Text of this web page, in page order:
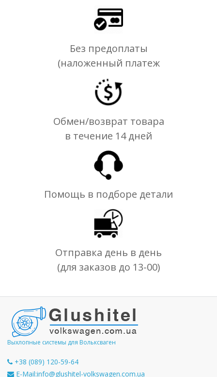
Без предоплаты
(наложенный платеж
Обмен/возврат товара
в течение 14 дней
Помощь в подборе детали
Отправка день в день
(для заказов до 13-00)
Выхлопные системы для Вольксваген
+38 (089) 120-59-64
E-Mail:info@glushitel-volkswagen.com.ua